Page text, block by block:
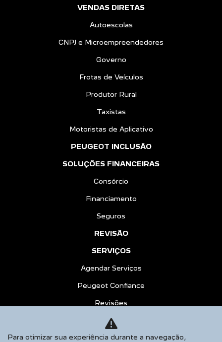
VENDAS DIRETAS
Autoescolas
CNPJ e Microempreendedores
Governo
Frotas de Veículos
Produtor Rural
Taxistas
Motoristas de Aplicativo
PEUGEOT INCLUSÃO
SOLUÇÕES FINANCEIRAS
Consórcio
Financiamento
Seguros
REVISÃO
SERVIÇOS
Agendar Serviços
Peugeot Confiance
Revisões
Peças e Acessórios
CONTATO
Para otimizar sua experiência durante a navegação,